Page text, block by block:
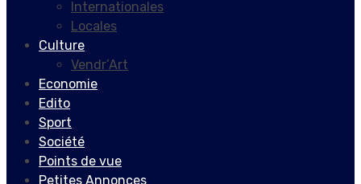
Internationales
Locales
Culture
Vendr’Art
Economie
Edito
Sport
Société
Points de vue
Petites Annonces